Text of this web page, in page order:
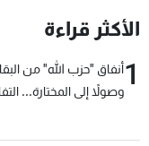
الأكثر قراءة
1أنفاق "حزب الله" من
وصولاً إلى المختارة...